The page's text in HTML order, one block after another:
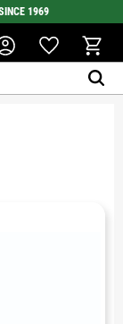
1969
Favorites
Basket